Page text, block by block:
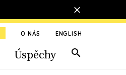
O NÁS ENGLISH
Úspěchy